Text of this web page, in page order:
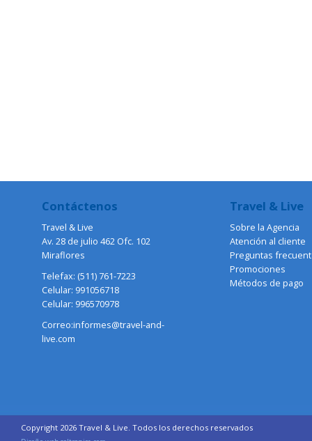
Contáctenos
Travel & Live
Av. 28 de julio 462 Ofc. 102
Miraflores
Telefax: (511) 761-7223
Celular: 991056718
Celular: 996570978
Correo:informes@travel-and-
live.com
Travel & Live
Sobre la Agencia
Atención al cliente
Preguntas
Promociones
Métodos de pago
Copyright 2026 Travel & Live. Todos los derechos reservados